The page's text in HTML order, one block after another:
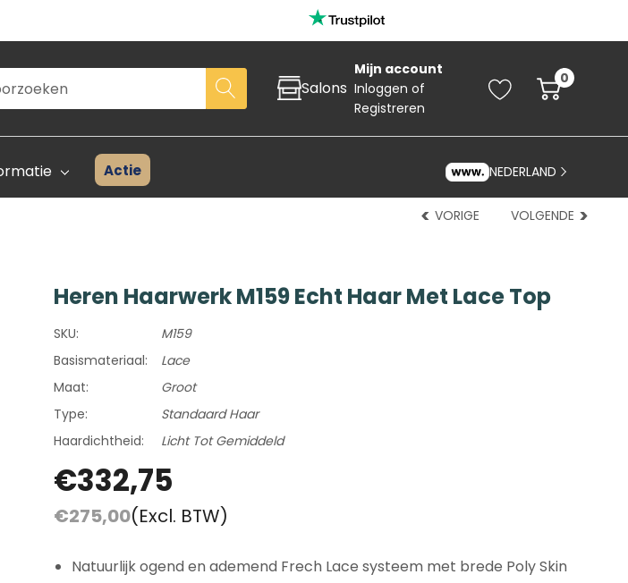
Salons
Mijn account
Inloggenof
Registreren
0
En Getuigenissen
Retourneren
Kleurenkaart
Actie NEDERLAND
VORIGE VOLGENDE
Heren Haarwerk M159 Echt Haar Met Lace Top
SKU:
M159
Basismateriaal:
Lace
Maat:
Groot
Type:
Standaard Haar
Haardichtheid:
Licht Tot Gemiddeld
€332,75
€275,00(Excl. BTW)
Natuurlijk ogend en ademend Frech Lace systeem met brede Poly Skin